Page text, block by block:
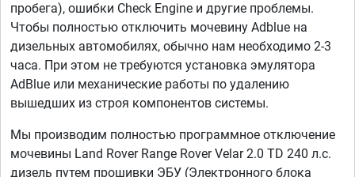
пробега), ошибки Check Engine и другие проблемы.
Чтобы полностью отключить мочевину Adblue на
дизельных автомобилях, обычно нам необходимо 2-3
часа. При этом не требуются установка эмулятора
AdBlue или механические работы по удалению
вышедших из строя компонентов системы.
Мы производим полностью программное отключение
мочевины Land Rover Range Rover Velar 2.0 TD 240 л.с.
дизель путем прошивки ЭБУ (Электронного блока